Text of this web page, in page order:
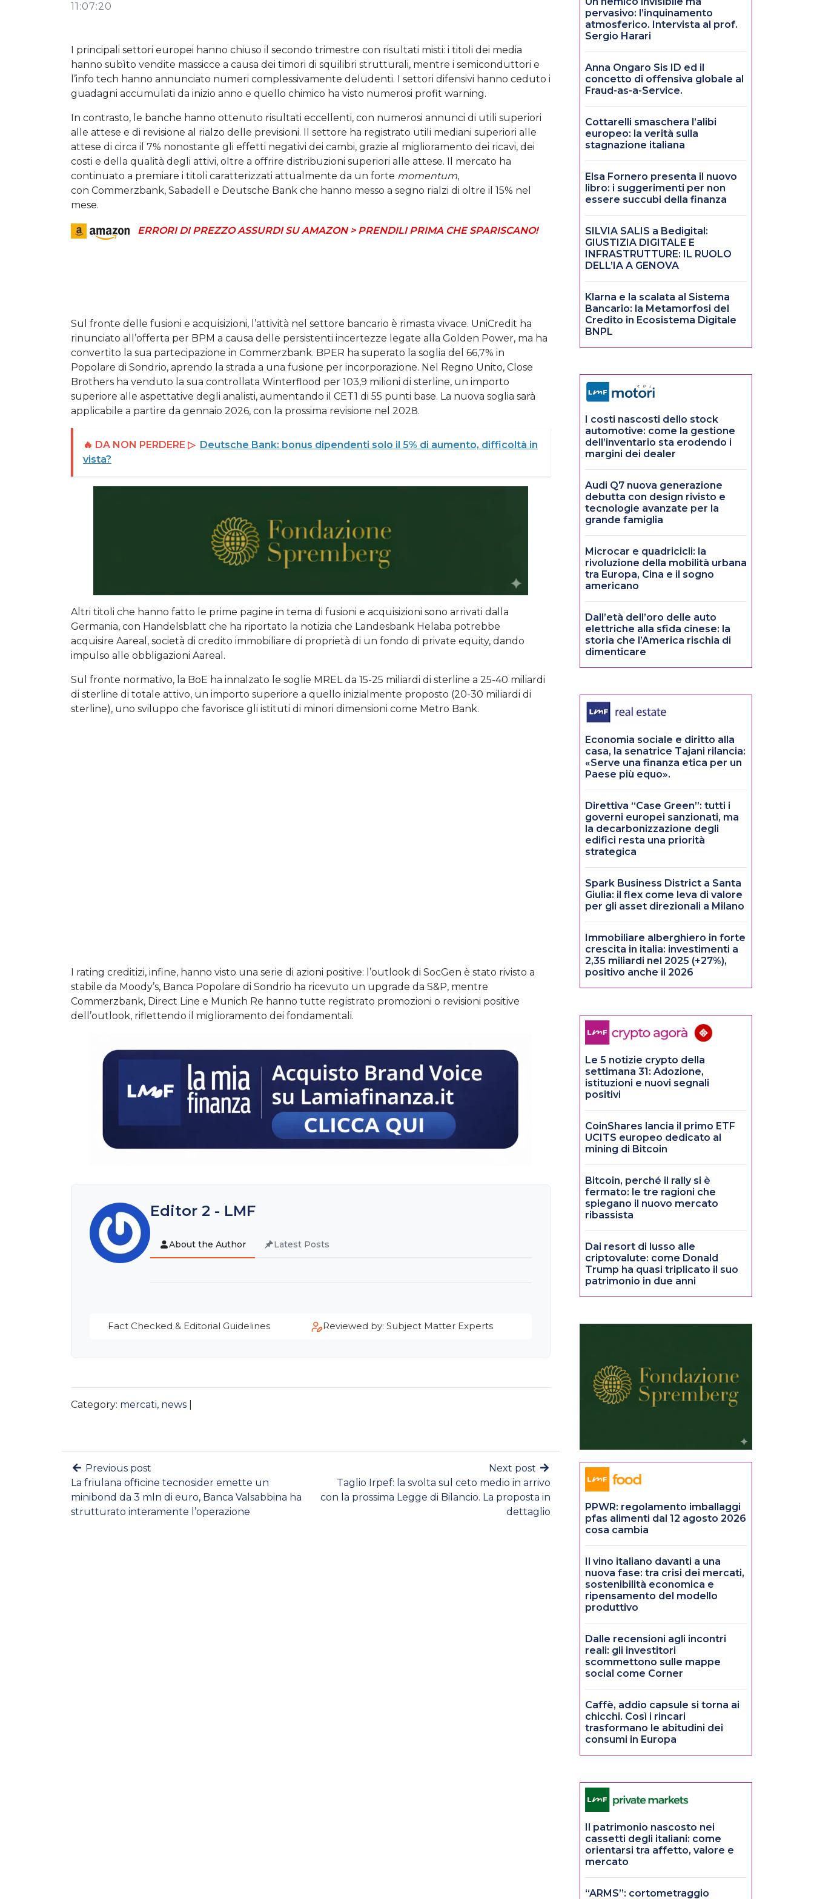
11:07:20
I principali settori europei hanno chiuso il secondo trimestre con risultati misti: i titoli dei media
hanno subìto vendite massicce a causa dei timori di squilibri strutturali, mentre i semiconduttori e
l’info tech hanno annunciato numeri complessivamente deludenti. I settori difensivi hanno ceduto i
guadagni accumulati da inizio anno e quello chimico ha visto numerosi profit warning.
In contrasto, le banche hanno ottenuto risultati eccellenti, con numerosi annunci di utili superiori
alle attese e di revisione al rialzo delle previsioni. Il settore ha registrato utili mediani superiori alle
attese di circa il 7% nonostante gli effetti negativi dei cambi, grazie al miglioramento dei ricavi, dei
costi e della qualità degli attivi, oltre a offrire distribuzioni superiori alle attese. Il mercato ha
continuato a premiare i titoli caratterizzati attualmente da un forte momentum,
con Commerzbank, Sabadell e Deutsche Bank che hanno messo a segno rialzi di oltre il 15% nel
mese.
ERRORI DI PREZZO ASSURDI SU AMAZON > PRENDILI PRIMA CHE SPARISCANO!
Sul fronte delle fusioni e acquisizioni, l’attività nel settore bancario è rimasta vivace. UniCredit ha
rinunciato all’offerta per BPM a causa delle persistenti incertezze legate alla Golden Power, ma ha
convertito la sua partecipazione in Commerzbank. BPER ha superato la soglia del 66,7% in
Popolare di Sondrio, aprendo la strada a una fusione per incorporazione. Nel Regno Unito, Close
Brothers ha venduto la sua controllata Winterflood per 103,9 milioni di sterline, un importo
superiore alle aspettative degli analisti, aumentando il CET1 di 55 punti base. La nuova soglia sarà
applicabile a partire da gennaio 2026, con la prossima revisione nel 2028.
🔥 DA NON PERDERE ▷ Deutsche Bank: bonus dipendenti solo il 5% di aumento, difficoltà in
vista?
Altri titoli che hanno fatto le prime pagine in tema di fusioni e acquisizioni sono arrivati dalla
Germania, con Handelsblatt che ha riportato la notizia che Landesbank Helaba potrebbe
acquisire Aareal, società di credito immobiliare di proprietà di un fondo di private equity, dando
impulso alle obbligazioni Aareal.
Sul fronte normativo, la BoE ha innalzato le soglie MREL da 15-25 miliardi di sterline a 25-40 miliardi
di sterline di totale attivo, un importo superiore a quello inizialmente proposto (20-30 miliardi di
sterline), uno sviluppo che favorisce gli istituti di minori dimensioni come Metro Bank.
I rating creditizi, infine, hanno visto una serie di azioni positive: l’outlook di SocGen è stato rivisto a
stabile da Moody’s, Banca Popolare di Sondrio ha ricevuto un upgrade da S&P, mentre
Commerzbank, Direct Line e Munich Re hanno tutte registrato promozioni o revisioni positive
dell’outlook, riflettendo il miglioramento dei fondamentali.
Editor 2 - LMF
About the Author Latest Posts
Fact Checked & Editorial Guidelines Reviewed by: Subject Matter Experts
Category: mercati, news
Previous post
La friulana officine tecnosider emette un
minibond da 3 mln di euro, Banca Valsabbina ha
strutturato interamente l’operazione
Next post
Taglio Irpef: la svolta sul ceto medio in arrivo
con la prossima Legge di Bilancio. La proposta in
dettaglio
pervasivo: l’inquinamento
atmosferico. Intervista al prof.
Sergio Harari
Anna Ongaro Sis ID ed il
concetto di offensiva globale al
Fraud-as-a-Service.
Cottarelli smaschera l’alibi
europeo: la verità sulla
stagnazione italiana
Elsa Fornero presenta il nuovo
libro: i suggerimenti per non
essere succubi della finanza
SILVIA SALIS a Bedigital:
GIUSTIZIA DIGITALE E
INFRASTRUTTURE: IL RUOLO
DELL’IA A GENOVA
Klarna e la scalata al Sistema
Bancario: la Metamorfosi del
Credito in Ecosistema Digitale
BNPL
I costi nascosti dello stock
automotive: come la gestione
dell’inventario sta erodendo i
margini dei dealer
Audi Q7 nuova generazione
debutta con design rivisto e
tecnologie avanzate per la
grande famiglia
Microcar e quadricicli: la
rivoluzione della mobilità urbana
tra Europa, Cina e il sogno
americano
Dall’età dell’oro delle auto
elettriche alla sfida cinese: la
storia che l’America rischia di
dimenticare
Economia sociale e diritto alla
casa, la senatrice Tajani rilancia:
«Serve una finanza etica per un
Paese più equo».
Direttiva “Case Green”: tutti i
governi europei sanzionati, ma
la decarbonizzazione degli
edifici resta una priorità
strategica
Spark Business District a Santa
Giulia: il flex come leva di valore
per gli asset direzionali a Milano
Immobiliare alberghiero in forte
crescita in italia: investimenti a
2,35 miliardi nel 2025 (+27%),
positivo anche il 2026
Le 5 notizie crypto della
settimana 31: Adozione,
istituzioni e nuovi segnali
positivi
CoinShares lancia il primo ETF
UCITS europeo dedicato al
mining di Bitcoin
Bitcoin, perché il rally si è
fermato: le tre ragioni che
spiegano il nuovo mercato
ribassista
Dai resort di lusso alle
criptovalute: come Donald
Trump ha quasi triplicato il suo
patrimonio in due anni
PPWR: regolamento imballaggi
pfas alimenti dal 12 agosto 2026
cosa cambia
Il vino italiano davanti a una
nuova fase: tra crisi dei mercati,
sostenibilità economica e
ripensamento del modello
produttivo
Dalle recensioni agli incontri
reali: gli investitori
scommettono sulle mappe
social come Corner
Caffè, addio capsule si torna ai
chicchi. Così i rincari
trasformano le abitudini dei
consumi in Europa
Il patrimonio nascosto nei
cassetti degli italiani: come
orientarsi tra affetto, valore e
mercato
“ARMS”: cortometraggio